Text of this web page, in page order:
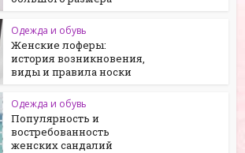
Одежда и обувь
Женские лоферы:
история возникновения,
виды и правила носки
Одежда и обувь
Популярность и
востребованность
женских сандалий